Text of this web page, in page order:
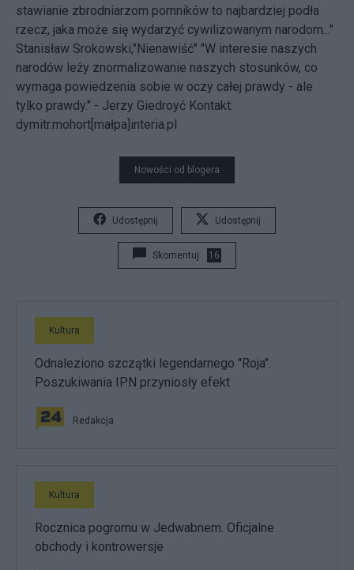
stawianie zbrodniarzom pomników to najbardziej podła
rzecz, jaka może się wydarzyć cywilizowanym narodom..."
Stanisław Srokowski,"Nienawiść" "W interesie naszych
narodów leży znormalizowanie naszych stosunków, co
wymaga powiedzenia sobie w oczy całej prawdy - ale
tylko prawdy." - Jerzy Giedroyć Kontakt:
dymitr.mohort[małpa]interia.pl
Nowości od blogera
Udostępnij Udostępnij
Skomentuj 16
Kultura
Odnaleziono szczątki legendarnego "Roja".
Poszukiwania IPN przyniosły efekt
Redakcja
Kultura
Rocznica pogromu w Jedwabnem. Oficjalne
obchody i kontrowersje